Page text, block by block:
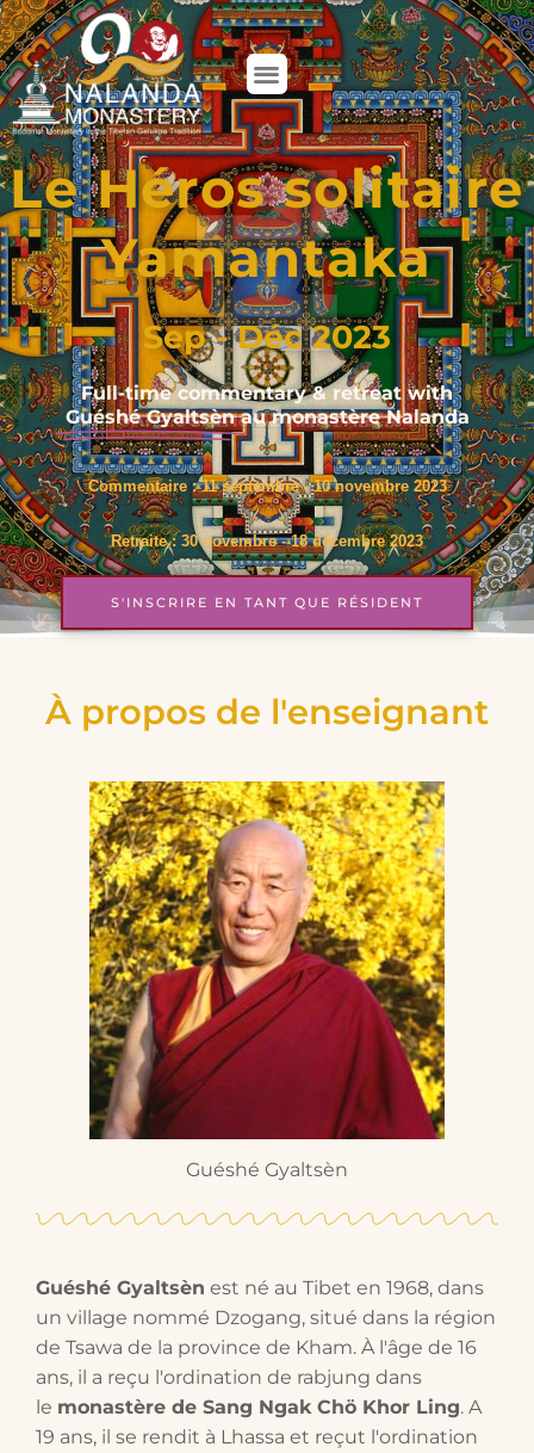
FAIRE
UN
DON
Le Héros solitaire
Yamantaka
Sep - Déc 2023
Full-time commentary & retreat with
Guéshé Gyaltsèn au monastère Nalanda
Commentaire : 11 septembre - 10 novembre 2023
Retraite : 30 novembre - 18 décembre 2023
S'INSCRIRE EN TANT QUE RÉSIDENT
À propos de l'enseignant
Guéshé Gyaltsèn
Guéshé Gyaltsèn est né au Tibet en 1968, dans
un village nommé Dzogang, situé dans la région
de Tsawa de la province de Kham. À l'âge de 16
ans, il a reçu l'ordination de rabjung dans
le monastère de Sang Ngak Chö Khor Ling. A
19 ans, il se rendit à Lhassa et reçut l'ordination